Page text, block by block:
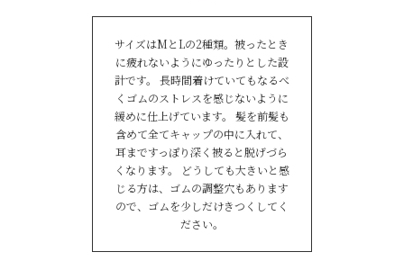
サイズはMとLの2種類。被ったとき
に疲れないようにゆったりとした設
計です。 長時間着けていてもなるべ
くゴムのストレスを感じないように
緩めに仕上げています。 髪を前髪も
含めて全てキャップの中に入れて、
耳まですっぽり深く被ると脱げづら
くなります。 どうしても大きいと感
じる方は、ゴムの調整穴もあります
ので、ゴムを少しだけきつくしてく
ださい。